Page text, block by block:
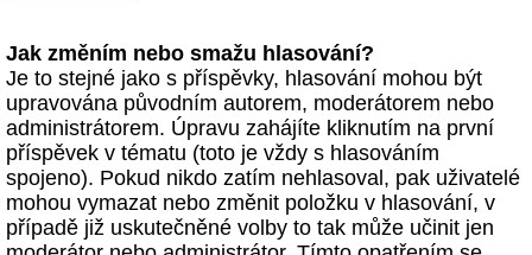
Jak změním nebo smažu hlasování?
Je to stejné jako s příspěvky, hlasování mohou být
upravována původním autorem, moderátorem nebo
administrátorem. Úpravu zahájíte kliknutím na první
příspěvek v tématu (toto je vždy s hlasováním
spojeno). Pokud nikdo zatím nehlasoval, pak uživatelé
mohou vymazat nebo změnit položku v hlasování, v
případě již uskutečněné volby to tak může učinit jen